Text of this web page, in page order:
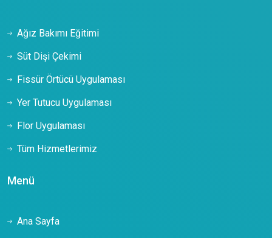
Ağız Bakımı Eğitimi
Süt Dişi Çekimi
Fissür Örtücü Uygulaması
Yer Tutucu Uygulaması
Flor Uygulaması
Tüm Hizmetlerimiz
Menü
Ana Sayfa